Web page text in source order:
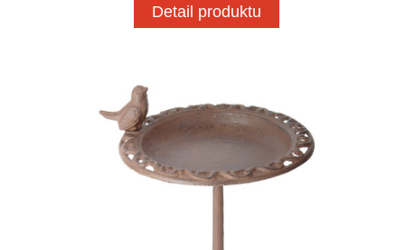
Detail produktu